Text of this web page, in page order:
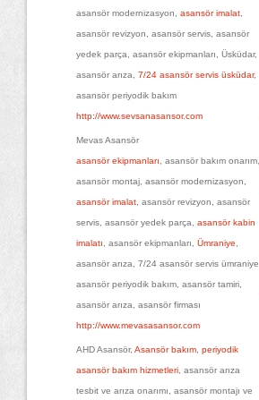
asansör modernizasyon, asansör imalat,
asansör revizyon, asansör servis, asansör
yedek parça, asansör ekipmanları, Üsküdar,
asansör arıza, 7/24 asansör servis üsküdar,
asansör periyodik bakım
http://www.sevsanasansor.com
Mevas Asansör
asansör ekipmanları , asansör bakım onarım,
asansör montaj, asansör modernizasyon,
asansör imalat, asansör revizyon, asansör
servis, asansör yedek parça, asansör kabin
imalatı , asansör ekipmanları, Ümraniye
asansör arıza, 7/24 asansör servis ümraniye,
asansör periyodik bakım, asansör tamiri,
asansör arıza, asansör firması
http://www.mevasasansor.com
AHD Asansör, Asansör bakım, periyodik
asansör bakım hizmetleri, asansör arıza
tesbit ve arıza onarımı, asansör montajı ve